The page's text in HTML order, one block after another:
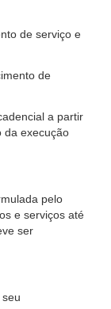
de serviço e
de
a partir
da execução
pelo
e serviços até
ser